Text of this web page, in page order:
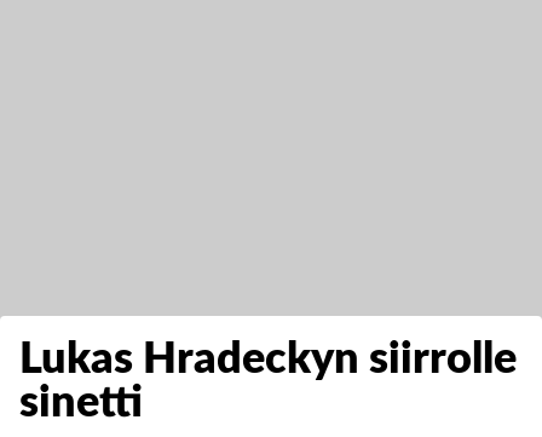
Lukas Hradeckyn siirrolle
sinetti